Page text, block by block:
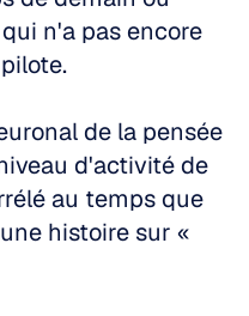
n'a pas encore
de la pensée
d'activité de
au temps que
histoire sur «